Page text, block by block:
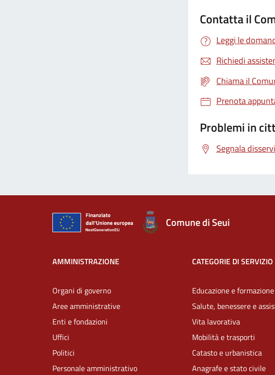
Contatta il
Leggi le
Richiedi
Chiama il
Prenota
Problemi in
Segnala
Comune di Seui
AMMINISTRAZIONE
Organi di governo
Aree amministrative
Enti e fondazioni
Uffici
Politici
Personale amministrativo
CATEGORIE DI SERVIZIO
Educazione e formazione
Salute, benessere e
Vita lavorativa
Mobilità e trasporti
Catasto e urbanistica
Anagrafe e stato civile